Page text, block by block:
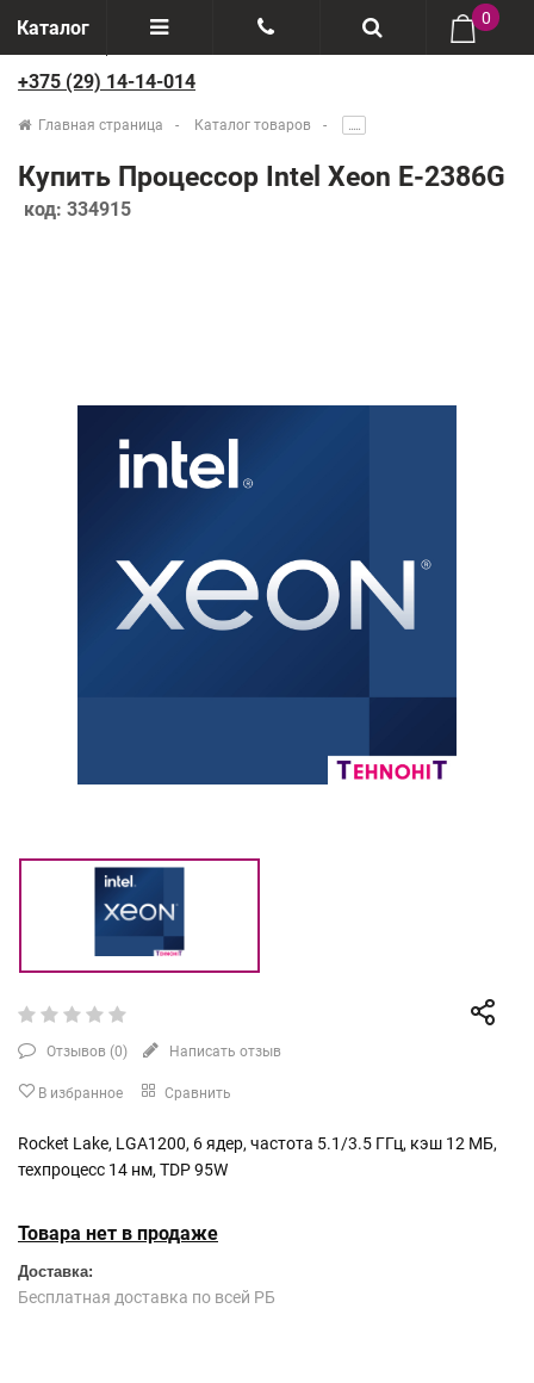
Каталог
Отзывы
Производители
+375(29) 888-44-44
0
+375 (29) 14-14-014
Главная страница Каталог товаров .....
Купить Процессор Intel Xeon E-2386G
код: 334915
Отзывов (0) Написать отзыв
В избранное Сравнить
Rocket Lake, LGA1200, 6 ядер, частота 5.1/3.5 ГГц, кэш 12 МБ,
техпроцесс 14 нм, TDP 95W
Товара нет в продаже
Доставка:
Бесплатная доставка по всей РБ